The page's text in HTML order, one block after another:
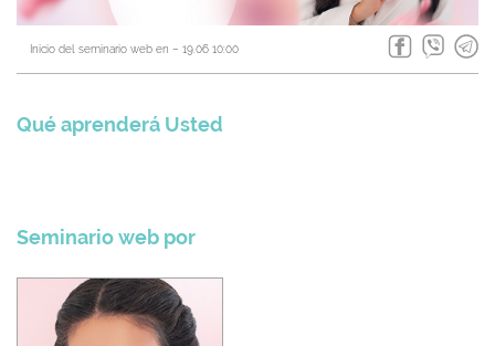
Inicio del seminario web en – 19.06 10:00
Qué aprenderá Usted
Seminario web por